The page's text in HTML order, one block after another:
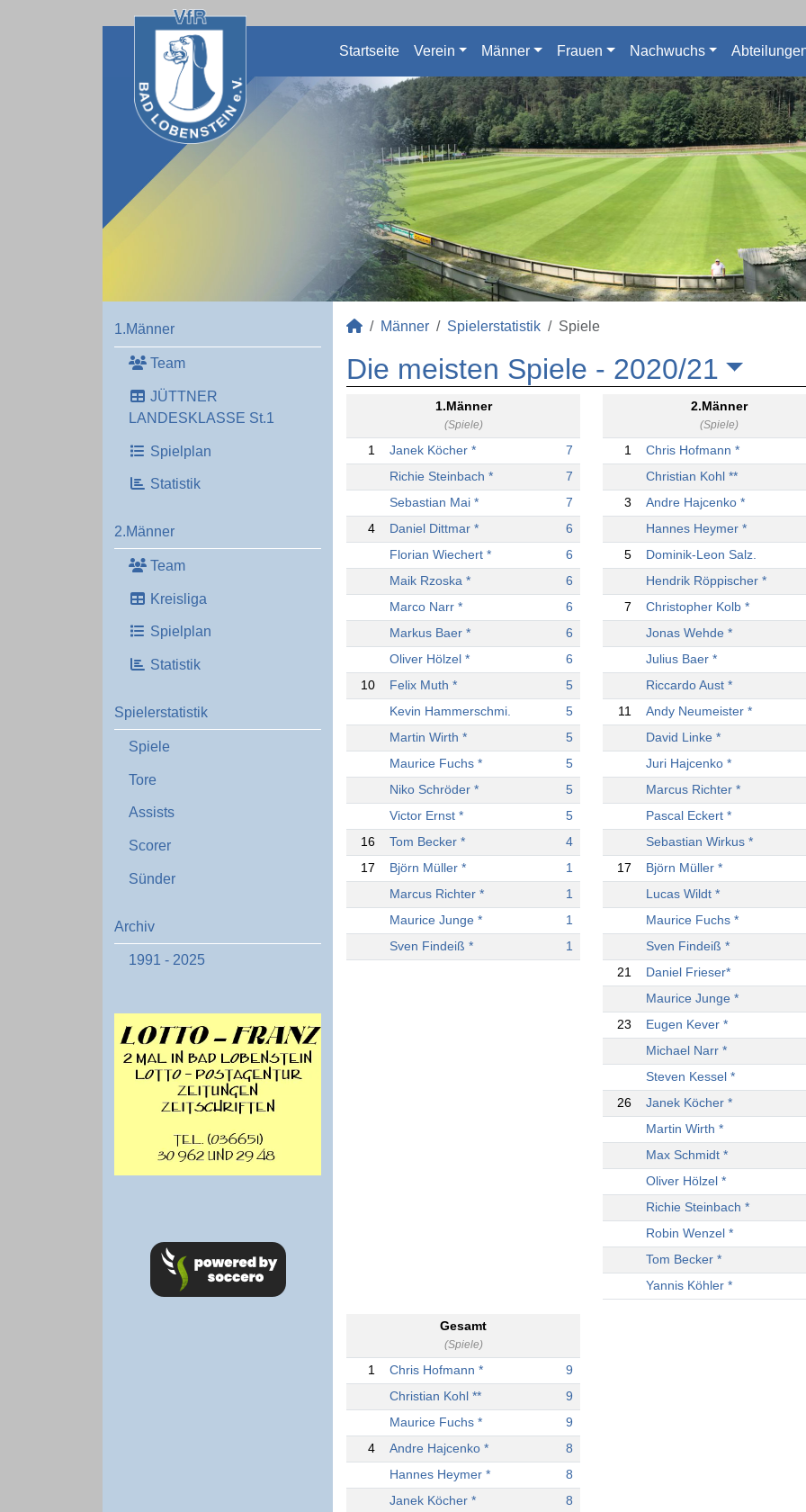
Startseite Verein Männer Frauen Nachwuchs
1.Männer
Team
JÜTTNER
LANDESKLASSE St.1
Spielplan
Statistik
2.Männer
Team
Kreisliga
Spielplan
Statistik
Spielerstatistik
Spiele
Tore
Assists
Scorer
Sünder
Archiv
1991 - 2025
Männer Spielerstatistik Spiele
Die meisten Spiele - 2020/21
1.Männer
(Spiele)
1 Janek Köcher *
7
Richie Steinbach *
7
Sebastian Mai *
7
4
Daniel Dittmar *
6
Florian Wiechert *
6
Maik Rzoska *
6
Marco Narr *
6
Markus Baer *
6
Oliver Hölzel *
6
10
Felix Muth *
5
Kevin Hammerschmi.
5
Martin Wirth *
5
Maurice Fuchs *
5
Niko Schröder *
5
Victor Ernst *
5
16
Tom Becker *
4
17
Björn Müller *
1
Marcus Richter *
1
Maurice Junge *
1
Sven Findeiß *
1
2.Männer
(Spiele)
1 Chris Hofmann *
Christian Kohl **
3
Andre Hajcenko *
Hannes Heymer *
5
Dominik-Leon Salz.
Hendrik Röppischer *
7
Christopher Kolb *
Jonas Wehde *
Julius Baer *
Riccardo Aust *
11
Andy Neumeister *
David Linke *
Juri Hajcenko *
Marcus Richter *
Pascal Eckert *
Sebastian Wirkus *
17
Björn Müller *
Lucas Wildt *
Maurice Fuchs *
Sven Findeiß *
21
Daniel Frieser*
Maurice Junge *
23
Eugen Kever *
Michael Narr *
Steven Kessel *
26
Janek Köcher *
Martin Wirth *
Max Schmidt *
Oliver Hölzel *
Richie Steinbach *
Robin Wenzel *
Tom Becker *
Yannis Köhler *
Gesamt
(Spiele)
1 Chris Hofmann *
9
Christian Kohl **
9
Maurice Fuchs *
9
4
Andre Hajcenko *
8
Hannes Heymer *
8
Janek Köcher *
8